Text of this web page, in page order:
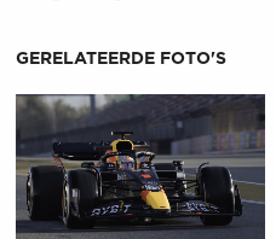
GERELATEERDE FOTO'S